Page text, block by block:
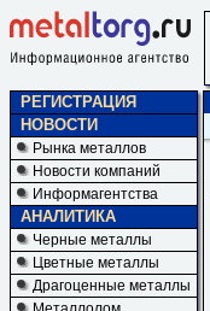
РЕГИСТРАЦИЯ
НОВОСТИ
Рынка металлов
Новости компаний
Информагентства
АНАЛИТИКА
Черные металлы
Цветные металлы
Драгоценные металлы